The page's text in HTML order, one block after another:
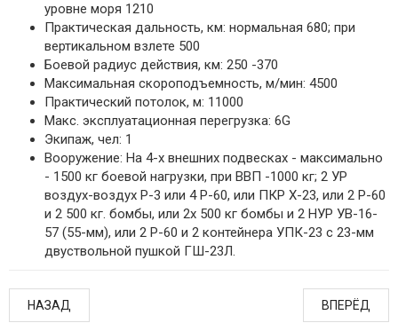
уровне моря 1210
Практическая дальность, км: нормальная 680; при
вертикальном взлете 500
Боевой радиус действия, км: 250 -370
Максимальная скороподъемность, м/мин: 4500
Практический потолок, м: 11000
Макс. эксплуатационная перегрузка: 6G
Экипаж, чел: 1
Вооружение: На 4-х внешних подвесках - максимально
- 1500 кг боевой нагрузки, при ВВП -1000 кг; 2 УР
воздух-воздух Р-3 или 4 Р-60, или ПКР Х-23, или 2 Р-60
и 2 500 кг. бомбы, или 2х 500 кг бомбы и 2 НУР УВ-16-
57 (55-мм), или 2 Р-60 и 2 контейнера УПК-23 с 23-мм
двуствольной пушкой ГШ-23Л.
НАЗАД ВПЕРЁД